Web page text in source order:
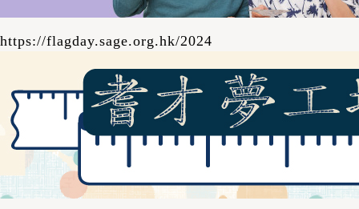
https://flagday.sage.org.hk/2024